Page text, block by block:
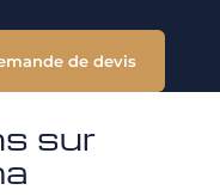
de devis
sur